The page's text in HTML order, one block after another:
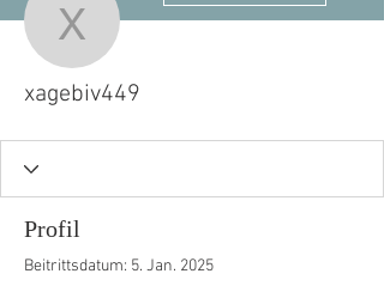
xagebiv449
xagebiv449
Profil
Beitrittsdatum: 5. Jan. 2025